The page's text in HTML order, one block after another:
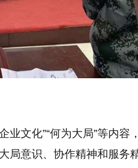
业文化”“何为大局”等内容
意识、协作精神和服务